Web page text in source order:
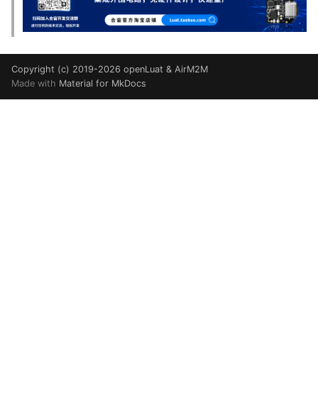
Copyright (c) 2019-2026 openLuat & AirM2M
Made with Material for MkDocs